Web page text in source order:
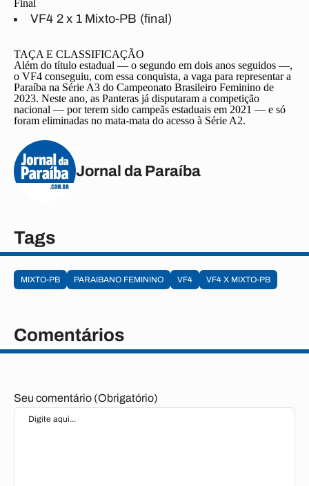
Final
VF4 2 x 1 Mixto-PB (final)
TAÇA E CLASSIFICAÇÃO
Além do título estadual — o segundo em dois anos seguidos —,
o VF4 conseguiu, com essa conquista, a vaga para representar a
Paraíba na Série A3 do Campeonato Brasileiro Feminino de
2023. Neste ano, as Panteras já disputaram a competição
nacional — por terem sido campeãs estaduais em 2021 — e só
foram eliminadas no mata-mata do acesso à Série A2.
Jornal da Paraíba
Tags
MIXTO-PB PARAIBANO FEMININO VF4 VF4 X MIXTO-PB
Comentários
Seu comentário (Obrigatório)